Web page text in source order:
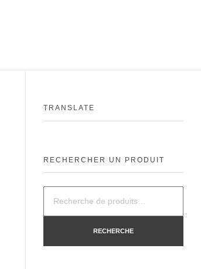
TRANSLATE
RECHERCHER UN PRODUIT
RECHERCHE